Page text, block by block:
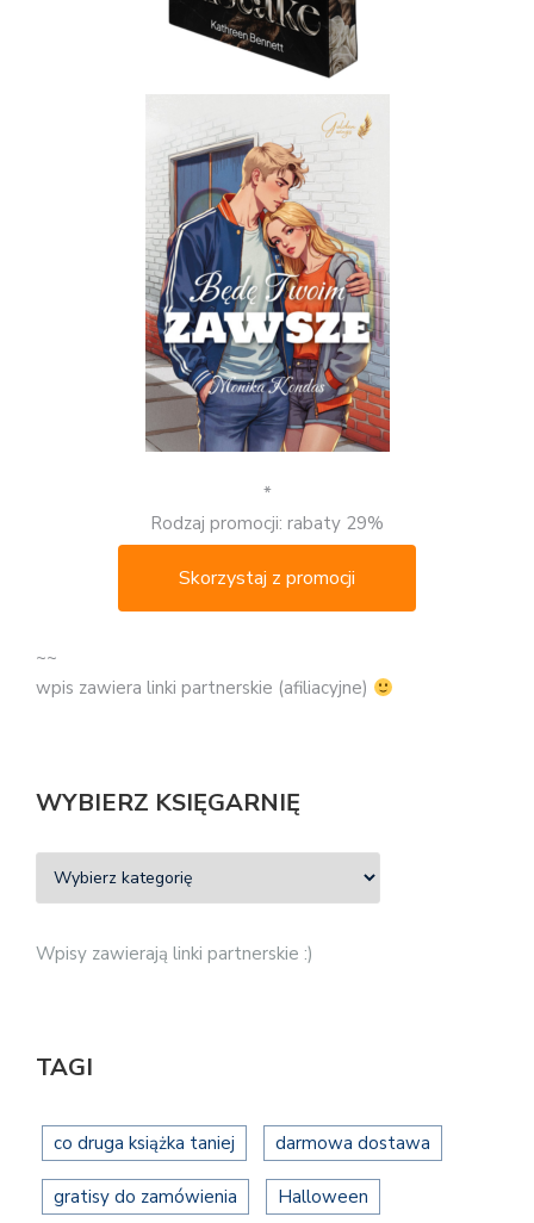
*
Rodzaj promocji: rabaty 29%
Skorzystaj z promocji
~~
wpis zawiera linki partnerskie (afiliacyjne)
WYBIERZ KSIĘGARNIĘ
Wpisy zawierają linki partnerskie :)
TAGI
co druga książka taniej darmowa dostawa
gratisy do zamówienia Halloween